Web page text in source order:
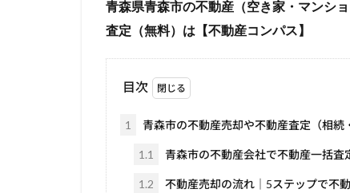
青森県青森市の不動産（空き家・マンシ
査定（無料）は【不動産コンパス】
目次
1 青森市の不動産売却や不動産査定（相続
1.1 青森市の不動産会社で不動産一括査
1.2 不動産売却の流れ｜5ステップで不